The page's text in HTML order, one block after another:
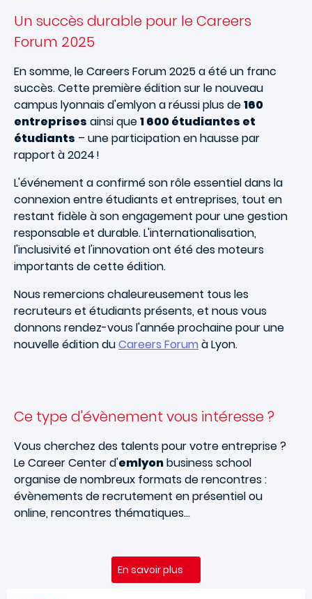
Un succès durable pour le Careers
Forum 2025
En somme, le Careers Forum 2025 a été un franc
succès. Cette première édition sur le nouveau
campus lyonnais d'emlyon a réussi plus de160
entreprises ainsi que1 600 étudiantes et
étudiants – une participation en hausse par
rapport à 2024 !
L'événement a confirmé son rôle essentiel dans la
connexion entre étudiants et entreprises, tout en
restant fidèle à son engagement pour une gestion
responsable et durable. L'internationalisation,
l'inclusivité et l'innovation ont été des moteurs
importants de cette édition.
Nous remercions chaleureusement tous les
recruteurs et étudiants présents, et nous vous
donnons rendez-vous l'année prochaine pour une
nouvelle édition duCareers Forum à Lyon.
Ce type d'évènement vous intéresse ?
Vous cherchez des talents pour votre entreprise ?
Le Career Center d'emlyonbusiness school
organise de nombreux formats de rencontres :
évènements de recrutement en présentiel ou
online, rencontres thématiques…
En savoir plus